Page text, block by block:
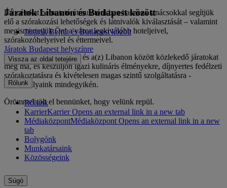
Úti célokat bemutató útmutatónkban hasznos tanácsokkal segítjük
elő a szórakozási lehetőségek és látnivalók kiválasztását – valamint
megismertetjük Önt a város legkiválóbb hoteljeivel,
szórakozóhelyeivel és éttermeivel.
Foglaljon a(z) Budapest és a(z) Libanon között közlekedő járatokat
még ma, és készüljön igazi kulináris élményekre, díjnyertes fedélzeti
szórakoztatásra és kivételesen magas szintű szolgáltatásra -
utasosztályaink mindegyikén.
Örömmel tölt el bennünket, hogy velünk repül.
Járatok Libanon és Budapest között
Járatok Bejrút és Budapest között
Járatok Budapest helyszínre
Vissza az oldal tetejére
Rólunk
Rólunk
KarrierKarrier Opens an external link in a new tab
MédiaközpontMédiaközpont Opens an external link in a new
tab
Bolygónk
Munkatársaink
Közösségeink
Súgó